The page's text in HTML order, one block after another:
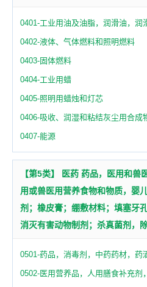
0401-工业用油及油脂，润滑油，润
0402-液体、气体燃料和照明燃料
0403-固体燃料
0404-工业用蜡
0405-照明用蜡烛和灯芯
0406-吸收、润湿和粘结灰尘用合成
0407-能源
【第5类】 医药 药品，医用和
用或兽医用营养食物和物质，婴
剂；橡皮膏；绷敷材料；填塞牙
消灭有害动物制剂；杀真菌剂，除
0501-药品，消毒剂，中药药材，药
0502-医用营养品，人用膳食补充剂